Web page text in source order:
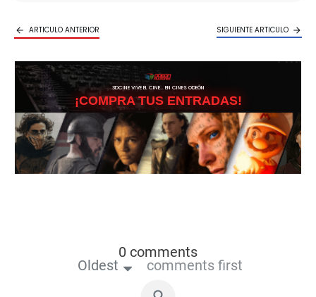
ARTICULO ANTERIOR SIGUIENTE ARTICULO
3DCINE VIVE EL CINE… EN CINES ODEÓN
¡COMPRA TUS ENTRADAS!
0 comments
Oldest comments first